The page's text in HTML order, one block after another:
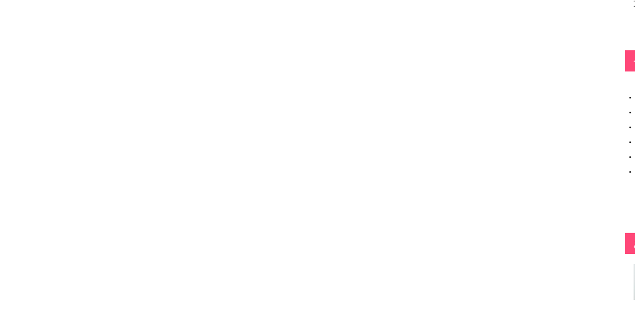
・
・
・
・
・
・